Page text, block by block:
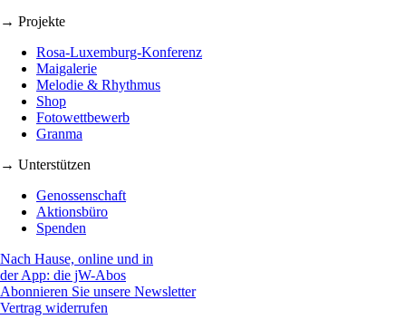
→ Projekte
Rosa-Luxemburg-Konferenz
Maigalerie
Melodie & Rhythmus
Shop
Fotowettbewerb
Granma
→ Unterstützen
Genossenschaft
Aktionsbüro
Spenden
Nach Hause, online und in
der App: die jW-Abos
Abonnieren Sie unsere Newsletter
Vertrag widerrufen